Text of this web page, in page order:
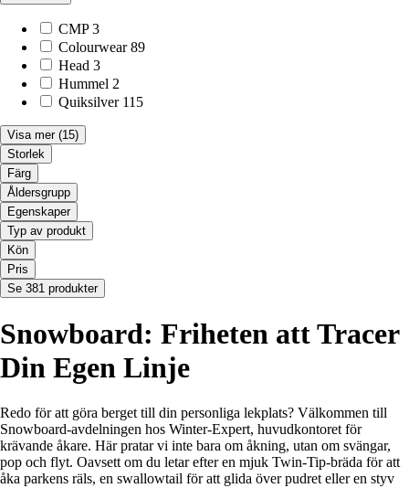
CMP 3
Colourwear 89
Head 3
Hummel 2
Quiksilver 115
Visa mer (15)
Storlek
Färg
Åldersgrupp
Egenskaper
Typ av produkt
Kön
Pris
Se 381 produkter
Snowboard: Friheten att Tracer
Din Egen Linje
Redo för att göra berget till din personliga lekplats? Välkommen till
Snowboard-avdelningen hos Winter-Expert, huvudkontoret för
krävande åkare. Här pratar vi inte bara om åkning, utan om svängar,
pop och flyt. Oavsett om du letar efter en mjuk Twin-Tip-bräda för att
åka parkens räls, en swallowtail för att glida över pudret eller en styv